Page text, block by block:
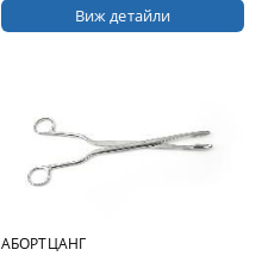
Виж детайли
АБОРТЦАНГ